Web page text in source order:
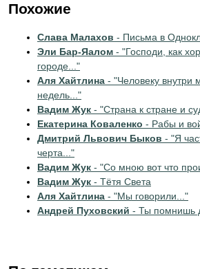
Похожие
Слава Малахов - Письма в
Эли Бар-Яалом - "Господи, как
городе..."
Аля Хайтлина - "Человеку внутри
недель..."
Вадим Жук - "Страна к стране и
Екатерина Коваленко - Рабы и
Дмитрий Львович Быков - "Я
черта..."
Вадим Жук - "Со мною вот что
Вадим Жук - Тётя Света
Аля Хайтлина - "Мы говорили..."
Андрей Пуховский - Ты помнишь